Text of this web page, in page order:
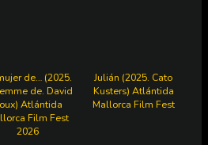
de… (2025.
de. David
Atlántida
Film Fest
2026
Julián (2025. Cato
Kusters) Atlántida
Mallorca Film Fest